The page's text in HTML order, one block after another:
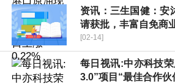
资讯：三生国健：安
请获批，丰富自免商
[02-14]
每日视讯:中亦科技
3.0”项目“最佳合作伙